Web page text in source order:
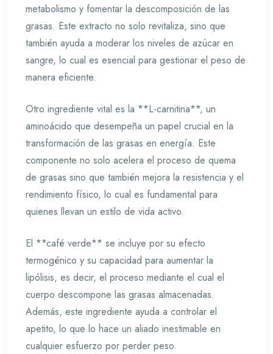
metabolismo y fomentar la descomposición de las
grasas. Este extracto no solo revitaliza, sino que
también ayuda a moderar los niveles de azúcar en
sangre, lo cual es esencial para gestionar el peso de
manera eficiente.
Otro ingrediente vital es la **L-carnitina**, un
aminoácido que desempeña un papel crucial en la
transformación de las grasas en energía. Este
componente no solo acelera el proceso de quema
de grasas sino que también mejora la resistencia y el
rendimiento físico, lo cual es fundamental para
quienes llevan un estilo de vida activo.
El **café verde** se incluye por su efecto
termogénico y su capacidad para aumentar la
lipólisis, es decir, el proceso mediante el cual el
cuerpo descompone las grasas almacenadas.
Además, este ingrediente ayuda a controlar el
apetito, lo que lo hace un aliado inestimable en
cualquier esfuerzo por perder peso.